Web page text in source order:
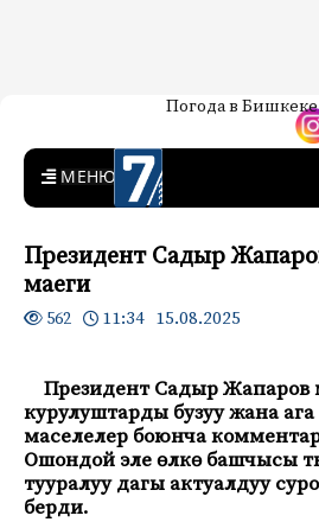
7-канал.
Кыргызстан
Жаңылыктар — Кыргызстан
Погода в Бишкеке
MENU
Президент Садыр
маеги
562 11:34 15.08.2025
Президент Садыр Жапаров
курулуштарды бузуу жана
маселелер боюнча
Ошондой эле өлкө башчысы
тууралуу дагы актуалдуу
берди.